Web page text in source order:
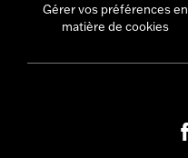
Gérer vos préférences en
matière de cookies